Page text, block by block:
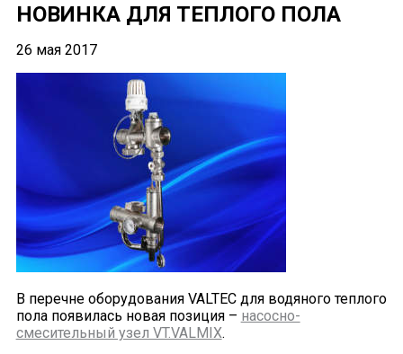
НОВИНКА ДЛЯ ТЕПЛОГО ПОЛА
26 мая 2017
В перечне оборудования VALTEC для водяного теплого
пола появилась новая позиция – насосно-
смесительный узел VT.VALMIX.